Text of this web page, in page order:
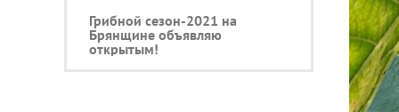
Грибной сезон-2021 на
Брянщине объявляю
открытым!